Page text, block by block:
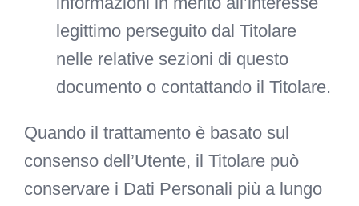
legittimo perseguito dal Titolare
nelle relative sezioni di questo
documento o contattando il Titolare.
Quando il trattamento è basato sul
consenso dell’Utente, il Titolare può
conservare i Dati Personali più a lungo